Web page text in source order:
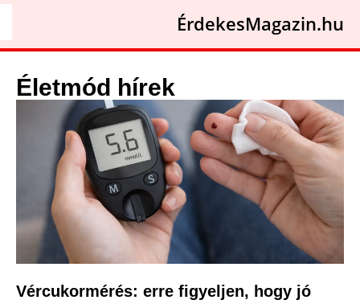
ÉrdekesMagazin.hu
Életmód hírek
Vércukormérés: erre figyeljen, hogy jó